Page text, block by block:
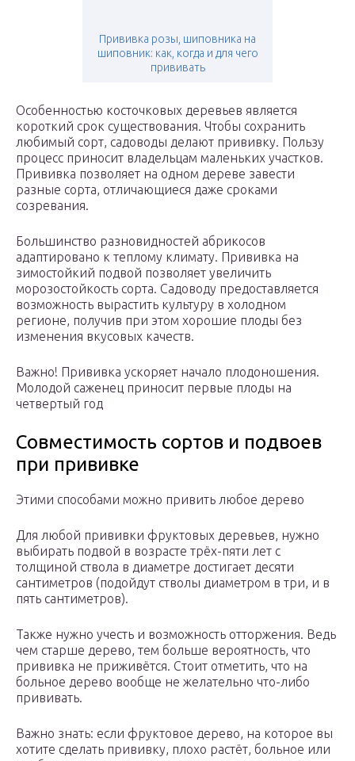
Прививка розы, шиповника на
шиповник: как, когда и для чего
прививать
Особенностью косточковых деревьев является
короткий срок существования. Чтобы сохранить
любимый сорт, садоводы делают прививку. Пользу
процесс приносит владельцам маленьких участков.
Прививка позволяет на одном дереве завести
разные сорта, отличающиеся даже сроками
созревания.
Большинство разновидностей абрикосов
адаптировано к теплому климату. Прививка на
зимостойкий подвой позволяет увеличить
морозостойкость сорта. Садоводу предоставляется
возможность вырастить культуру в холодном
регионе, получив при этом хорошие плоды без
изменения вкусовых качеств.
Важно! Прививка ускоряет начало плодоношения.
Молодой саженец приносит первые плоды на
четвертый год
Совместимость сортов и подвоев
при прививке
Этими способами можно привить любое дерево
Для любой прививки фруктовых деревьев, нужно
выбирать подвой в возрасте трёх-пяти лет с
толщиной ствола в диаметре достигает десяти
сантиметров (подойдут стволы диаметром в три, и в
пять сантиметров).
Также нужно учесть и возможность отторжения. Ведь
чем старше дерево, тем больше вероятность, что
прививка не приживётся. Стоит отметить, что на
больное дерево вообще не желательно что-либо
прививать.
Важно знать: если фруктовое дерево, на которое вы
хотите сделать прививку, плохо растёт, больное или